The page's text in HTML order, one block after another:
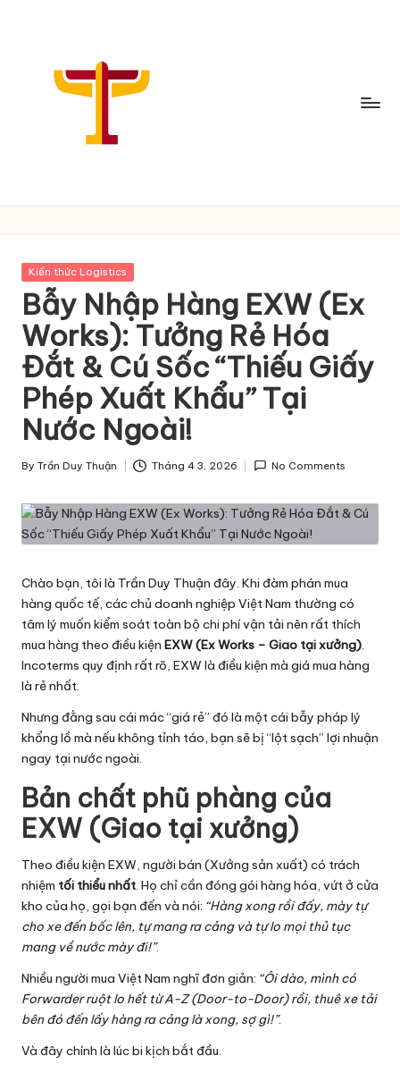
C
h
i
a
S
ẻ
T
h
ô
n
g
T
i
n
v
ề
L
o
g
is
ti
c
s
Posted
Kiến thức Logistics
Bẫy Nhập Hàng EXW (Ex
Works): Tưởng Rẻ Hóa
Đắt & Cú Sốc “Thiếu Giấy
Phép Xuất Khẩu” Tại
Nước Ngoài!
Posted
By Trần Duy Thuận Tháng 4 3, 2026 No Comments
Chào bạn, tôi là Trần Duy Thuận đây. Khi đàm phán mua
hàng quốc tế, các chủ doanh nghiệp Việt Nam thường có
tâm lý muốn kiểm soát toàn bộ chi phí vận tải nên rất thích
mua hàng theo điều kiện EXW (Ex Works – Giao tại xưởng).
Incoterms quy định rất rõ, EXW là điều kiện mà giá mua hàng
là rẻ nhất.
Nhưng đằng sau cái mác “giá rẻ” đó là một cái bẫy pháp lý
khổng lồ mà nếu không tỉnh táo, bạn sẽ bị “lột sạch” lợi nhuận
ngay tại nước ngoài.
Bản chất phũ phàng của
EXW (Giao tại xưởng)
Theo điều kiện EXW, người bán (Xưởng sản xuất) có trách
nhiệm tối thiểu nhất. Họ chỉ cần đóng gói hàng hóa, vứt ở cửa
kho của họ, gọi bạn đến và nói: “Hàng xong rồi đấy, mày tự
cho xe đến bốc lên, tự mang ra cảng và tự lo mọi thủ tục
mang về nước mày đi!”.
Nhiều người mua Việt Nam nghĩ đơn giản: “Ôi dào, mình có
Forwarder ruột lo hết từ A-Z (Door-to-Door) rồi, thuê xe tải
bên đó đến lấy hàng ra cảng là xong, sợ gì!”.
Và đây chính là lúc bi kịch bắt đầu.